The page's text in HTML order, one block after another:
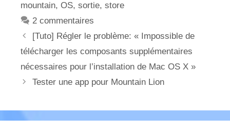
mountain, OS, sortie, store
2 commentaires
[Tuto] Régler le problème: « Impossible de
télécharger les composants supplémentaires
nécessaires pour l’installation de Mac OS X »
Tester une app pour Mountain Lion